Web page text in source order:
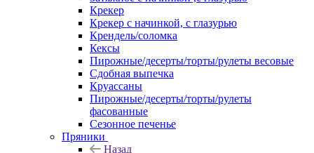
Крекер
Крекер с начинкой, с глазурью
Крендель/соломка
Кексы
Пирожные/десерты/торты/рулеты весовые
Сдобная выпечка
Круассаны
Пирожные/десерты/торты/рулеты
фасованные
Сезонное печенье
Пряники
Назад